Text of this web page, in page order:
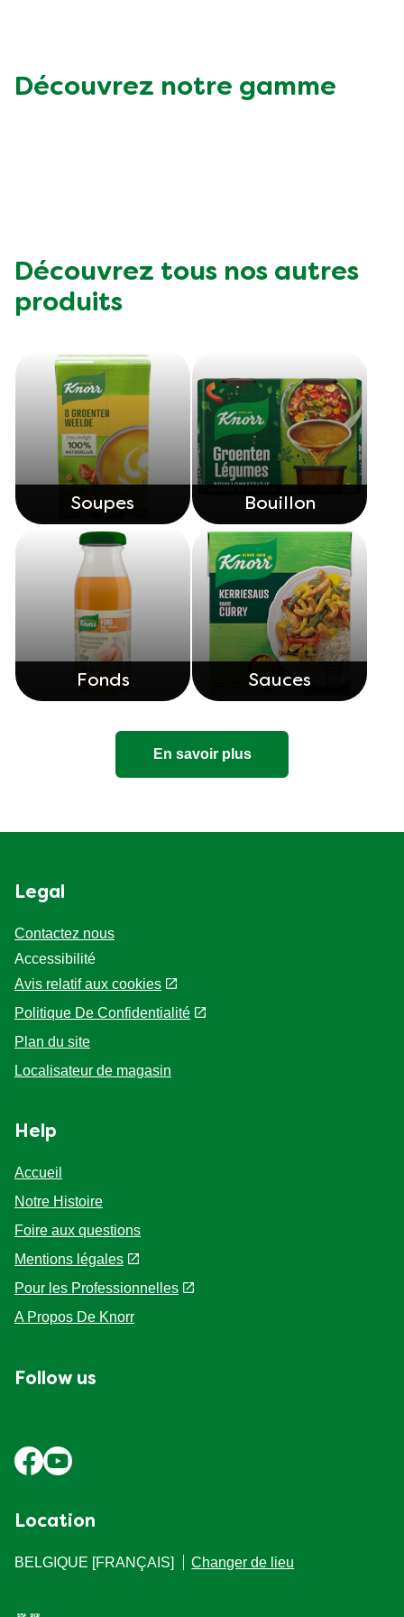
Ingrédients
Wraps aux légumes
Découvrez notre gamme
Découvrez tous nos autres
produits
Soupes Bouillon
Fonds Sauces
En savoir plus
Legal
Contactez nous
Accessibilité
Avis relatif aux cookies
Politique De Confidentialité
Plan du site
Localisateur de magasin
Help
Accueil
Notre Histoire
Foire aux questions
Mentions légales
Pour les Professionnelles
A Propos De Knorr
Follow us
Location
BELGIQUE [FRANÇAIS] Changer de lieu